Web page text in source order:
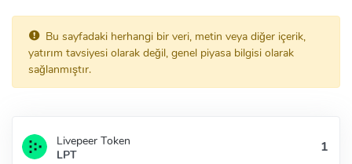
Bu sayfadaki herhangi bir veri, metin veya diğer içerik,
yatırım tavsiyesi olarak değil, genel piyasa bilgisi olarak
sağlanmıştır.
Livepeer Token
LPT